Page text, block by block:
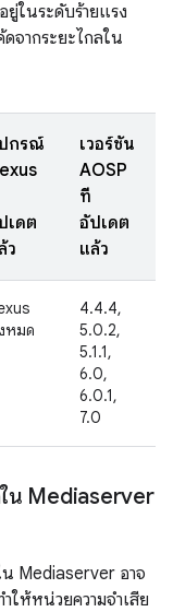
ในระดับร้ายแรง
ดจากระยะไกลใน
กรณ์
เดต
ว
เวอร์ชัน
AOSP
ที่
อัปเดต
แล้ว
หมด
4.4.4,
5.0.2,
5.1.1,
6.0,
6.0.1,
7.0
ใน Mediaserver
น Mediaserver อาจ
ให้หน่วยความจำเสีย